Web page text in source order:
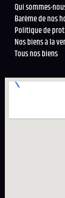
Qui sommes-
Barème de nos
Politique de
Nos biens à la
Tous nos biens